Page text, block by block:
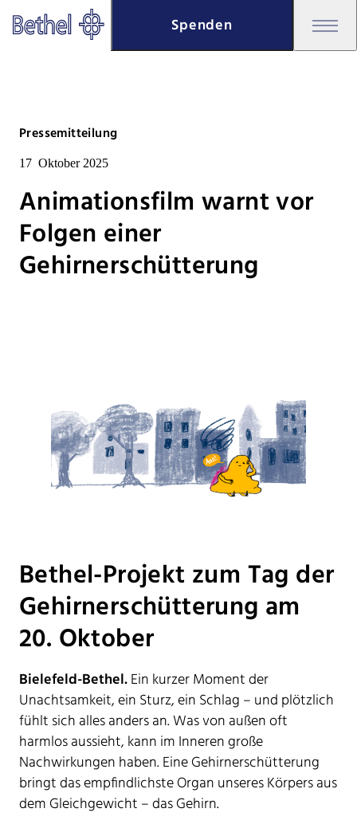
Zum Hauptinhalt springen
Zur Fußzeile springen
Spenden
Pressemitteilung
17 Oktober 2025
Animationsfilm warnt vor
Folgen einer
Gehirnerschütterung
Bethel-Projekt zum Tag der
Gehirnerschütterung am
20. Oktober
Bielefeld-Bethel.Ein kurzer Moment der
Unachtsamkeit, ein Sturz, ein Schlag – und plötzlich
fühlt sich alles anders an. Was von außen oft
harmlos aussieht, kann im Inneren große
Nachwirkungen haben. Eine Gehirnerschütterung
bringt das empfindlichste Organ unseres Körpers aus
dem Gleichgewicht – das Gehirn.